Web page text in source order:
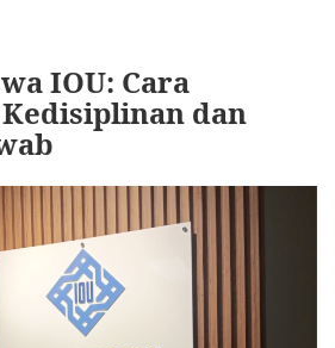
IOU: Cara
dan